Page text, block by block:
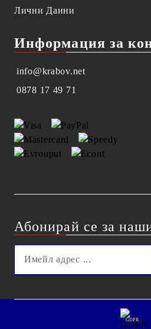
Лични Данни
Информация за
info@krabov.net
0878 17 49 71
Абонирай се за
GDPR